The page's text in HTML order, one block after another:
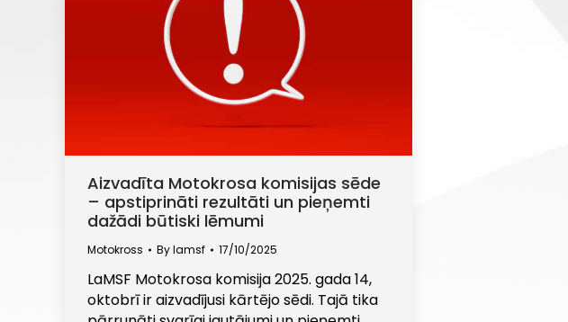
Aizvadīta Motokrosa komisijas sēde
– apstiprināti rezultāti un pieņemti
dažādi būtiski lēmumi
Motokross Bylamsf 17/10/2025
LaMSF Motokrosa komisija 2025. gada 14,
oktobrī ir aizvadījusi kārtējo sēdi. Tajā tika